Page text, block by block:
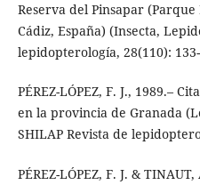
Reserva del Pinsapar
Cádiz, España) (Insecta,
lepidopterología, 28(110):
PÉREZ-LÓPEZ, F. J., 1989.–
en la provincia de Granada
SHILAP Revista de
PÉREZ-LÓPEZ, F. J. &